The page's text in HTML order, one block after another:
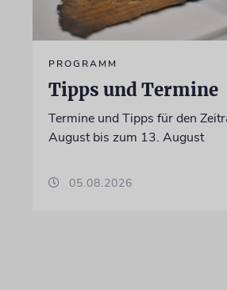
PROGRAMM
Tipps und Termine
Termine und Tipps für den
August bis zum 13. August
05.08.2026